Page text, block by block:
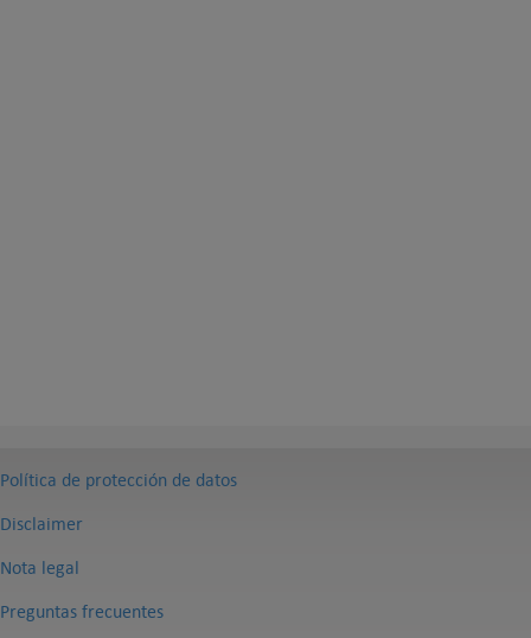
Política de protección de datos
Disclaimer
Nota legal
Preguntas frecuentes